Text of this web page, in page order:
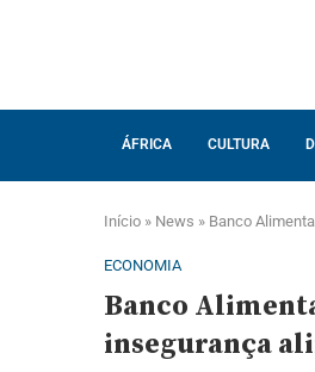
ÁFRICA CULTURA
Início » News » Banco
ECONOMIA
Banco
insegurança